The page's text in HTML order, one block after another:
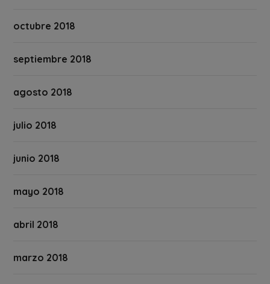
octubre 2018
septiembre 2018
agosto 2018
julio 2018
junio 2018
mayo 2018
abril 2018
marzo 2018